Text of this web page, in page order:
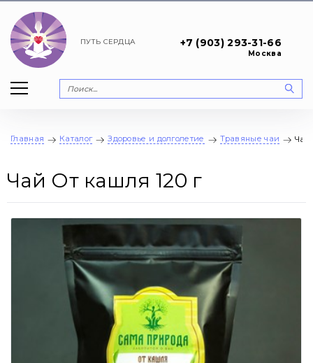
ПУТЬ СЕРДЦА +7 (903) 293-31-66
Москва
Главная Каталог Здоровье и долголетие Травяные чаи Чай
Чай От кашля 120 г